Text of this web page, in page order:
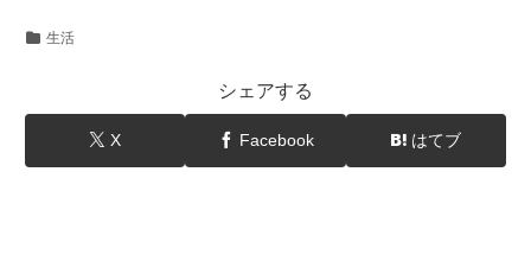
生活
シェアする
X Facebook はてブ